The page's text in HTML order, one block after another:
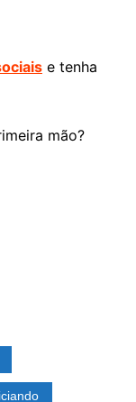
e tenha
mão?